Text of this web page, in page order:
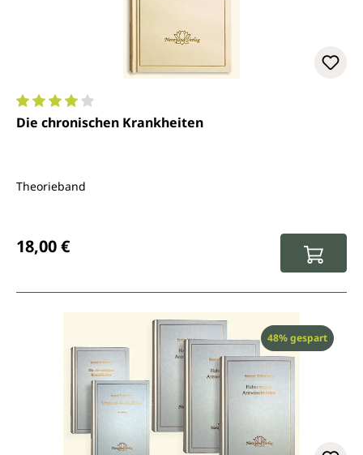
Durchschnittliche Bewertung von 4 von 5 Sternen
Die chronischen Krankheiten
Theorieband
18,00 €
Rabatt
48% gespart